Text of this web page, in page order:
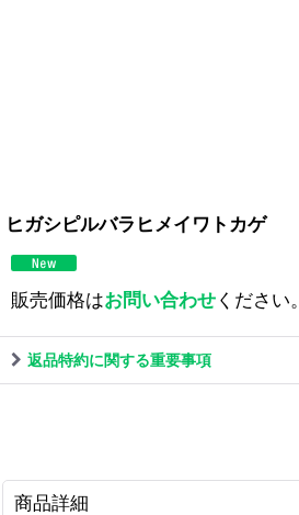
ヒガシピルバラヒメイワトカゲ
販売価格はお問い合わせください。
返品特約に関する重要事項
商品詳細